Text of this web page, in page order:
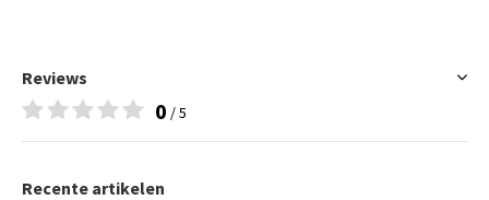
Reviews
0 / 5
Recente artikelen